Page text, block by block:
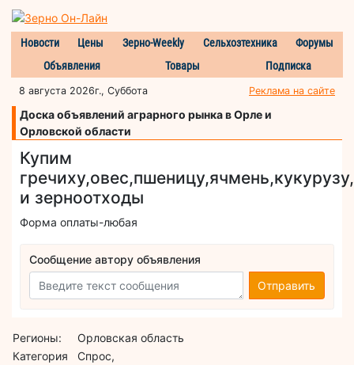
Новости Цены Зерно-Weekly Сельхозтехника
Форумы
Объявления
Товары Подписка
8 августа 2026г., Суббота Реклама на сайте
Доска объявлений аграрного рынка в Орле и
Орловской области
Купим
и зерноотходы
Форма оплаты-любая
Сообщение автору объявления
Отправить
Регионы:
Орловская область
Категория
Спрос,